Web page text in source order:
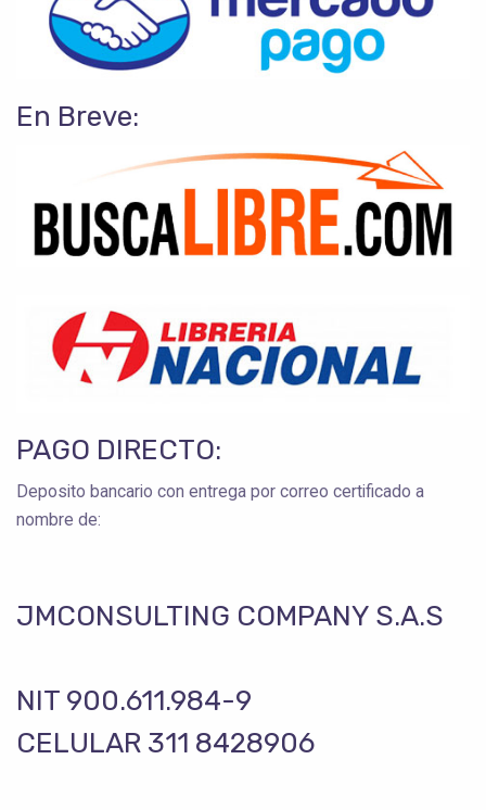
En Breve:
PAGO DIRECTO:
Deposito bancario con entrega por correo certificado a
nombre de:
JMCONSULTING COMPANY S.A.S
NIT 900.611.984-9
CELULAR 311 8428906